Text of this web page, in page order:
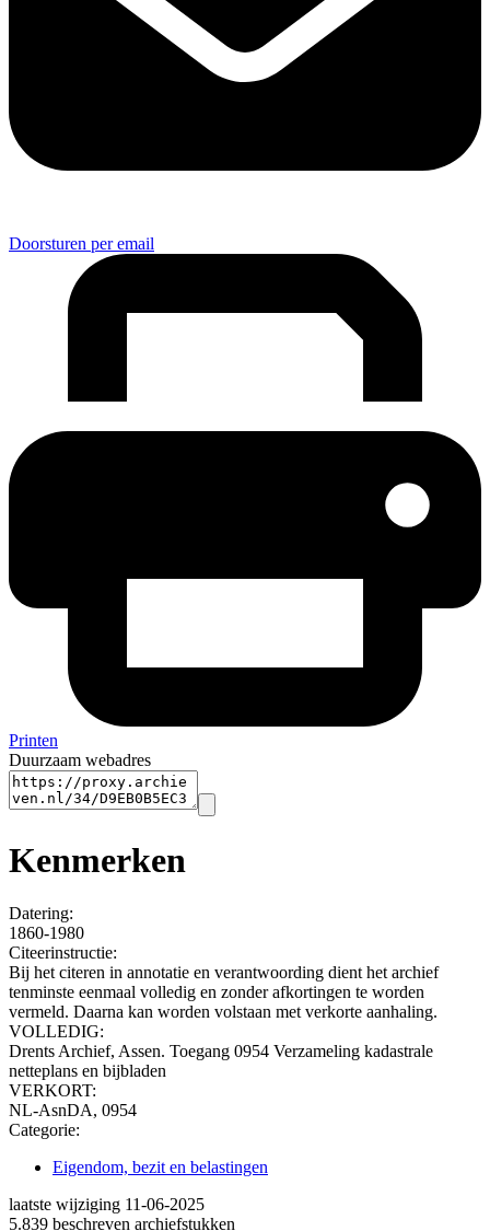
Doorsturen per email
Printen
Duurzaam webadres
Kenmerken
Datering:
1860-1980
Citeerinstructie:
Bij het citeren in annotatie en verantwoording dient het archief
tenminste eenmaal volledig en zonder afkortingen te worden
vermeld. Daarna kan worden volstaan met verkorte aanhaling.
VOLLEDIG:
Drents Archief, Assen. Toegang 0954 Verzameling kadastrale
netteplans en bijbladen
VERKORT:
NL-AsnDA, 0954
Categorie:
Eigendom, bezit en belastingen
laatste wijziging 11-06-2025
5.839 beschreven archiefstukken